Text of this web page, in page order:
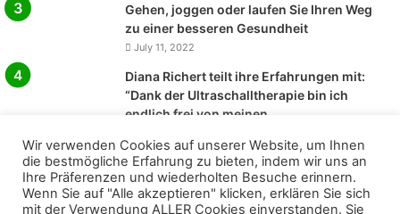
Gehen, joggen oder laufen Sie Ihren Weg
zu einer besseren Gesundheit
July 11, 2022
Diana Richert teilt ihre Erfahrungen mit:
“Dank der Ultraschalltherapie bin ich
endlich frei von meinen
July 18, 2022
Natürliche Heilmittel gegen
Gelenkschmerzen und Arthritis
Wir verwenden Cookies auf unserer Website, um Ihnen
die bestmögliche Erfahrung zu bieten, indem wir uns an
Ihre Präferenzen und wiederholten Besuche erinnern.
Wenn Sie auf "Alle akzeptieren" klicken, erklären Sie sich
mit der Verwendung ALLER Cookies einverstanden. Sie